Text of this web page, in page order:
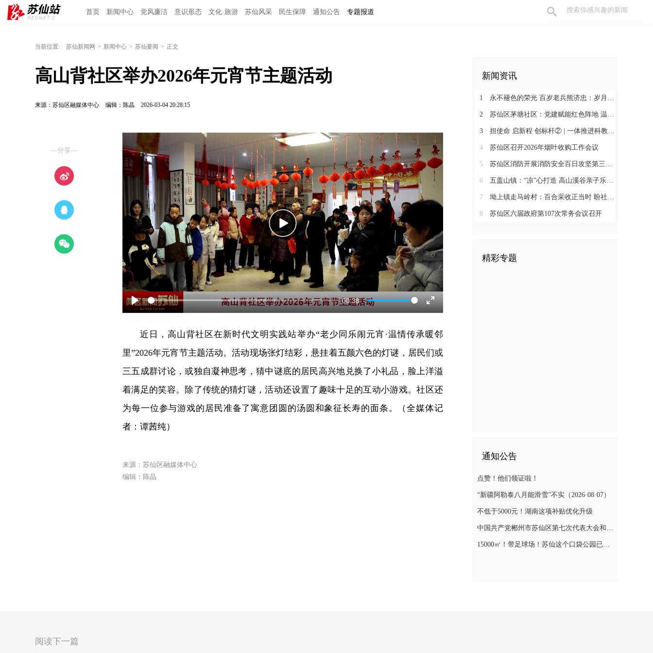
首页 新闻中心 党风廉洁 意识形态 文化·旅游 苏仙风采 民生保障 通知公告 专题报道
当前位置: 苏仙新闻网 > 新闻中心 > 苏仙要闻 > 正文
高山背社区举办2026年元宵节主题活动
来源：苏仙区融媒体中心 编辑：陈晶 2026-03-04 20:28:15
—分享—
Play
00:38
Enter
fullscreen
Play
近日，高山背社区在新时代文明实践站举办“老少同乐闹元宵·温情传承暖邻
里”2026年元宵节主题活动。活动现场张灯结彩，悬挂着五颜六色的灯谜，居民们或
三五成群讨论，或独自凝神思考，猜中谜底的居民高兴地兑换了小礼品，脸上洋溢
着满足的笑容。除了传统的猜灯谜，活动还设置了趣味十足的互动小游戏。社区还
为每一位参与游戏的居民准备了寓意团圆的汤圆和象征长寿的面条。（全媒体记
者：谭茜纯）
来源：苏仙区融媒体中心
编辑：陈晶
新闻资讯
1 永不褪色的荣光 百岁老兵熊济忠：岁月长河铸丹心 保家卫国献忠诚
2 苏仙区茅塘社区：党建赋能红色阵地 温情守护邻里朝夕
3 担使命 启新程 创标杆② | 一体推进科教人才 深度融合文旅业态
4 苏仙区召开2026年烟叶收购工作会议
5 苏仙区消防开展消防安全百日攻坚第三次联合检查
6 五盖山镇：“凉”心打造 高山溪谷亲子乐园火爆出圈
7 坳上镇走马岭村：百合采收正当时 盼社会各界助力销售
8 苏仙区六届政府第107次常务会议召开
精彩专题
通知公告
点赞！他们领证啦！
“新疆阿勒泰八月能滑雪”不实（2026·08·07）
不低于5000元！湖南这项补贴优化升级
中国共产党郴州市苏仙区第七次代表大会和第七届委员会第一次全体会议、第七届纪律检查委员会第一次全体会议选举结果
15000㎡！带足球场！苏仙这个口袋公园已对外开放
阅读下一篇